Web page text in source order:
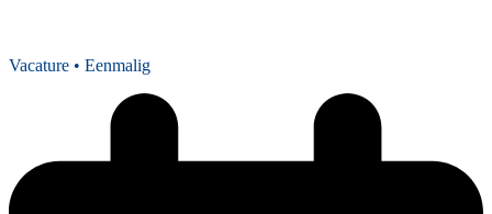
Vacature • Eenmalig